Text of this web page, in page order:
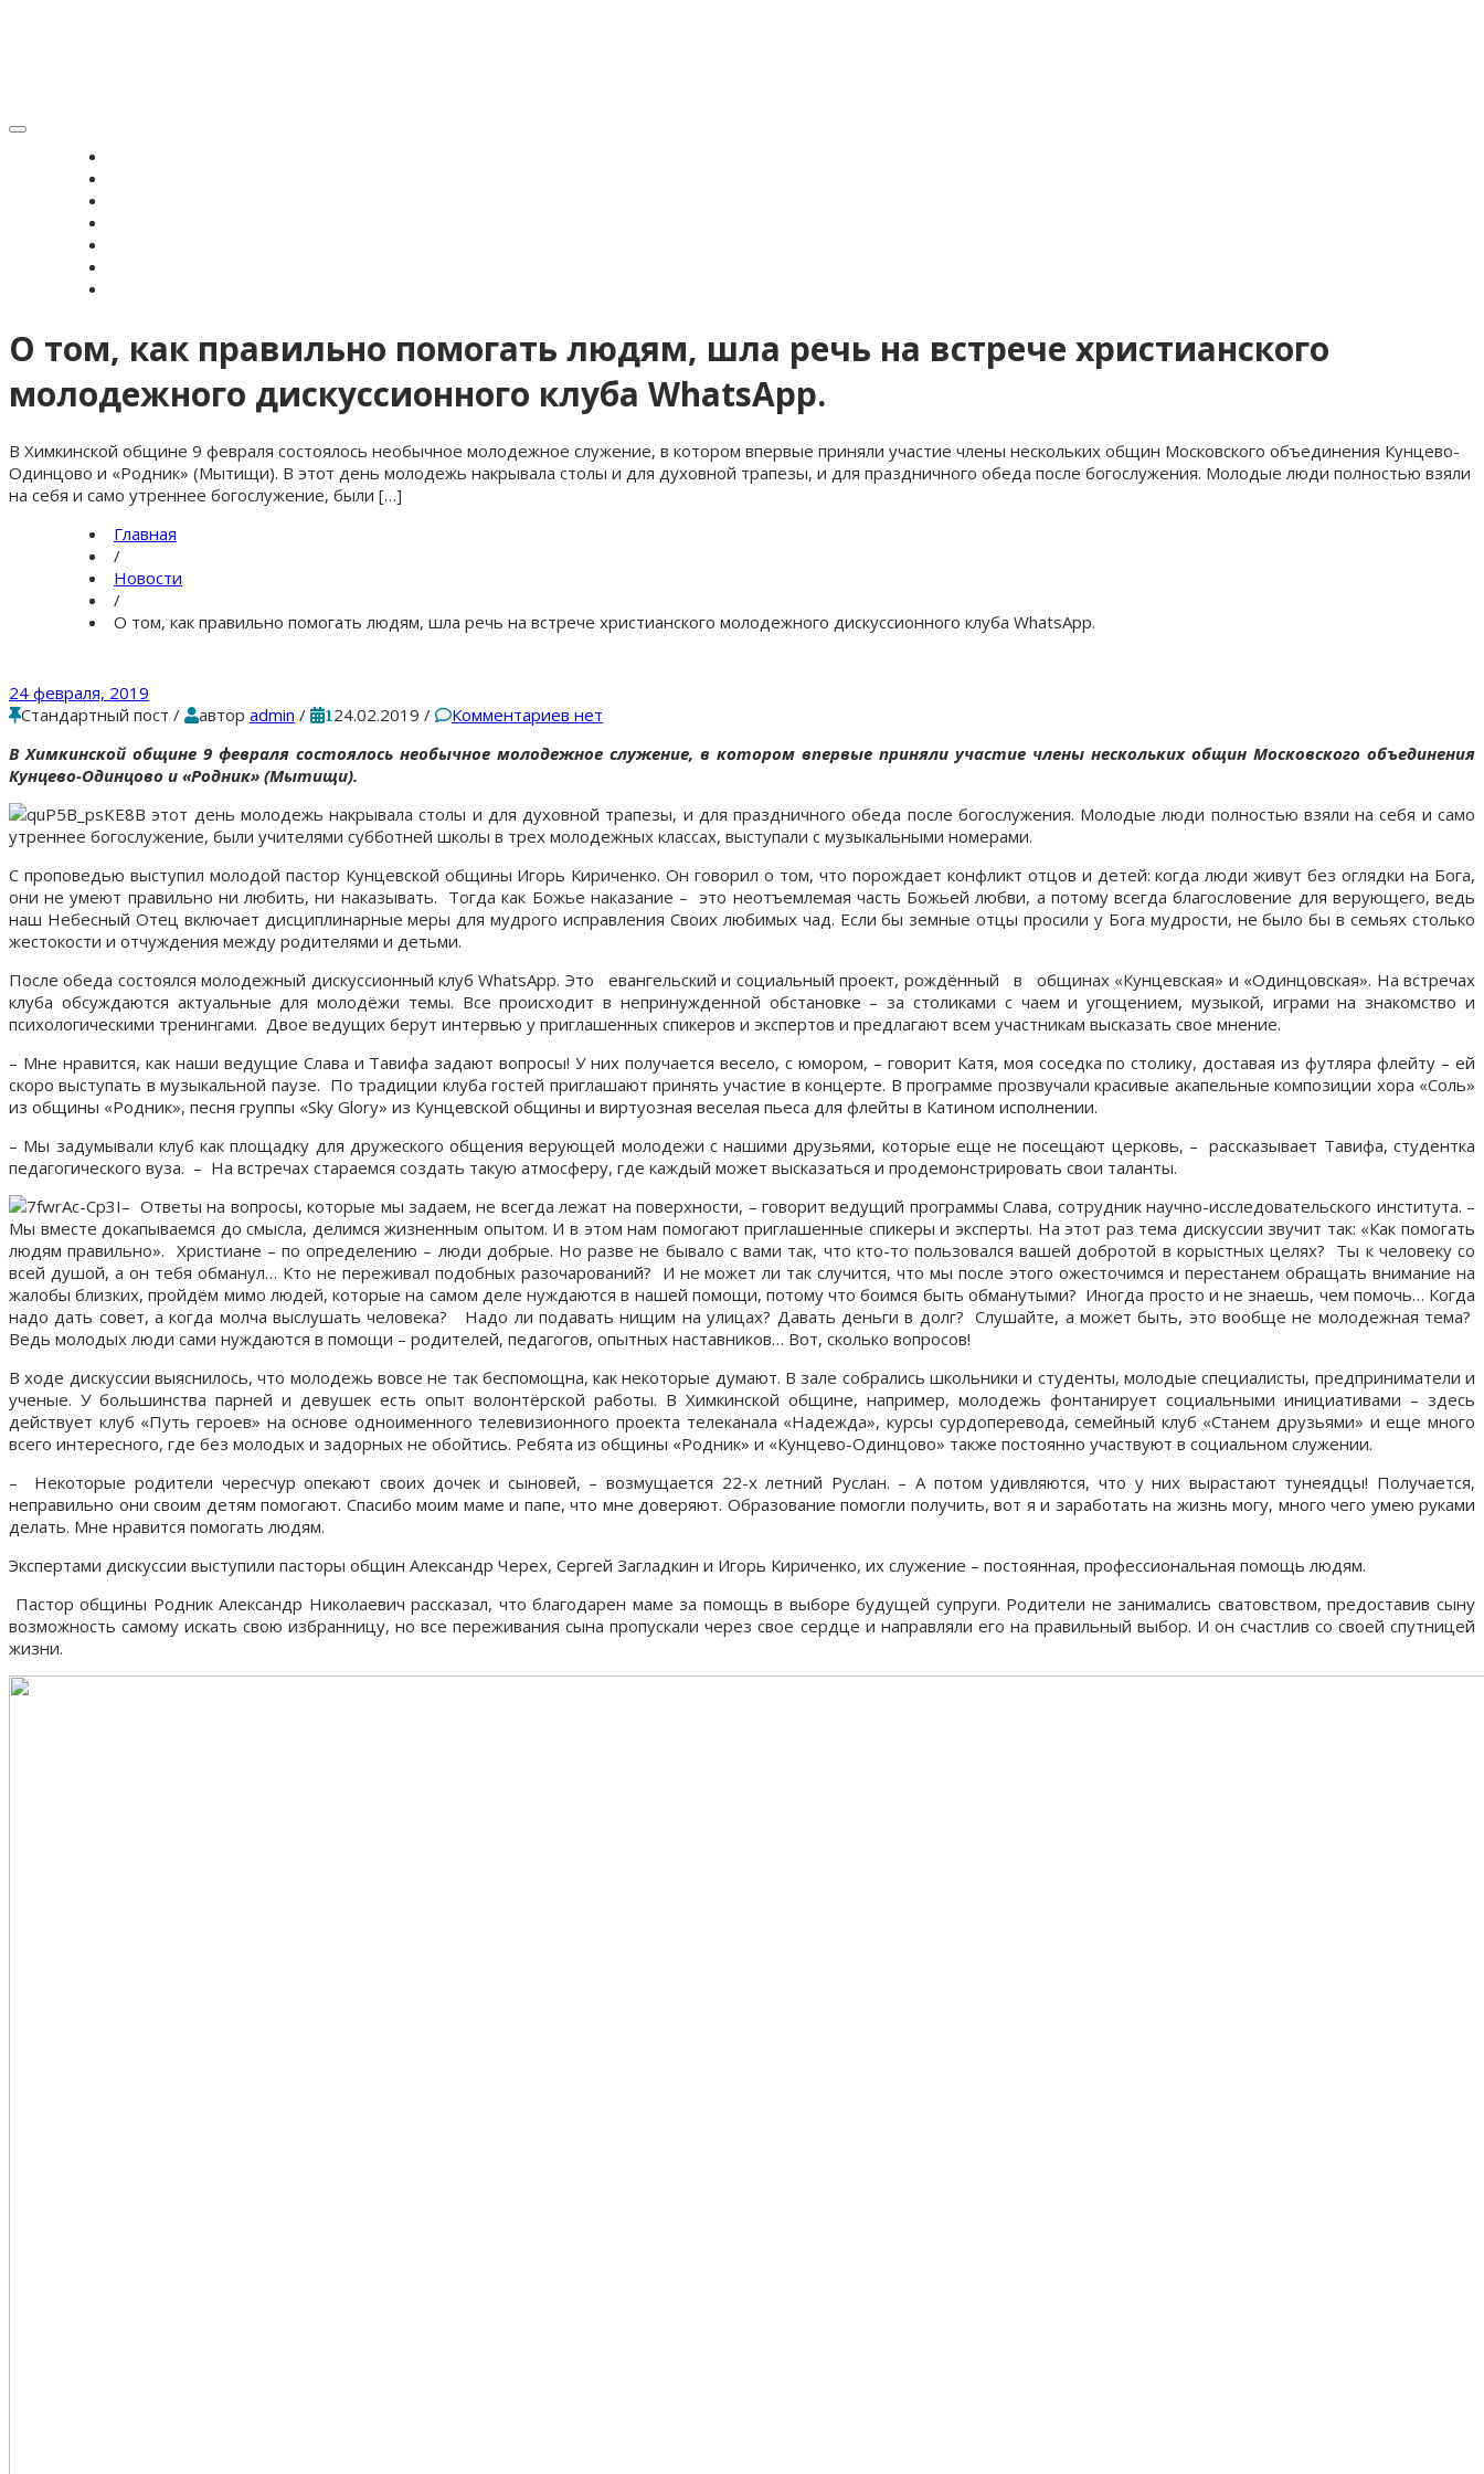
Toggle
О том, как правильно помогать людям, шла речь на встрече христианского
молодежного дискуссионного клуба WhatsApp.
В Химкинской общине 9 февраля состоялось необычное молодежное служение, в котором впервые приняли участие члены нескольких общин Московского объединения Кунцево-
Одинцово и «Родник» (Мытищи). В этот день молодежь накрывала столы и для духовной трапезы, и для праздничного обеда после богослужения. Молодые люди полностью взяли
на себя и само утреннее богослужение, были […]
Главная
/
Новости
/
О том, как правильно помогать людям, шла речь на встрече христианского молодежного дискуссионного клуба WhatsApp.
24 февраля, 2019
Стандартный пост / автор admin / 1 24.02.2019 /
Комментариев нет
В Химкинской общине 9 февраля состоялось необычное молодежное служение, в котором впервые приняли участие члены нескольких общин Московского объединения
Кунцево-Одинцово и «Родник» (Мытищи).
В этот день молодежь накрывала столы и для духовной трапезы, и для праздничного обеда после богослужения. Молодые люди полностью взяли на себя и само
утреннее богослужение, были учителями субботней школы в трех молодежных классах, выступали с музыкальными номерами.
С проповедью выступил молодой пастор Кунцевской общины Игорь Кириченко. Он говорил о том, что порождает конфликт отцов и детей: когда люди живут без оглядки на Бога,
они не умеют правильно ни любить, ни наказывать. Тогда как Божье наказание – это неотъемлемая часть Божьей любви, а потому всегда благословение для верующего, ведь
наш Небесный Отец включает дисциплинарные меры для мудрого исправления Своих любимых чад. Если бы земные отцы просили у Бога мудрости, не было бы в семьях столько
жестокости и отчуждения между родителями и детьми.
После обеда состоялся молодежный дискуссионный клуб WhatsApp. Это евангельский и социальный проект, рождённый в общинах «Кунцевская» и «Одинцовская». На встречах
клуба обсуждаются актуальные для молодёжи темы. Все происходит в непринужденной обстановке – за столиками с чаем и угощением, музыкой, играми на знакомство и
психологическими тренингами. Двое ведущих берут интервью у приглашенных спикеров и экспертов и предлагают всем участникам высказать свое мнение.
– Мне нравится, как наши ведущие Слава и Тавифа задают вопросы! У них получается весело, с юмором, – говорит Катя, моя соседка по столику, доставая из футляра флейту – ей
скоро выступать в музыкальной паузе. По традиции клуба гостей приглашают принять участие в концерте. В программе прозвучали красивые акапельные композиции хора «Соль»
из общины «Родник», песня группы «Sky Glory» из Кунцевской общины и виртуозная веселая пьеса для флейты в Катином исполнении.
– Мы задумывали клуб как площадку для дружеского общения верующей молодежи с нашими друзьями, которые еще не посещают церковь, – рассказывает Тавифа, студентка
педагогического вуза. – На встречах стараемся создать такую атмосферу, где каждый может высказаться и продемонстрировать свои таланты.
– Ответы на вопросы, которые мы задаем, не всегда лежат на поверхности, – говорит ведущий программы Слава, сотрудник научно-исследовательского института. –
Мы вместе докапываемся до смысла, делимся жизненным опытом. И в этом нам помогают приглашенные спикеры и эксперты. На этот раз тема дискуссии звучит так: «Как помогать
людям правильно». Христиане – по определению – люди добрые. Но разве не бывало с вами так, что кто-то пользовался вашей добротой в корыстных целях? Ты к человеку со
всей душой, а он тебя обманул… Кто не переживал подобных разочарований? И не может ли так случится, что мы после этого ожесточимся и перестанем обращать внимание на
жалобы близких, пройдём мимо людей, которые на самом деле нуждаются в нашей помощи, потому что боимся быть обманутыми? Иногда просто и не знаешь, чем помочь… Когда
надо дать совет, а когда молча выслушать человека? Надо ли подавать нищим на улицах? Давать деньги в долг? Слушайте, а может быть, это вообще не молодежная тема?
Ведь молодых люди сами нуждаются в помощи – родителей, педагогов, опытных наставников… Вот, сколько вопросов!
В ходе дискуссии выяснилось, что молодежь вовсе не так беспомощна, как некоторые думают. В зале собрались школьники и студенты, молодые специалисты, предприниматели и
ученые. У большинства парней и девушек есть опыт волонтёрской работы. В Химкинской общине, например, молодежь фонтанирует социальными инициативами – здесь
действует клуб «Путь героев» на основе одноименного телевизионного проекта телеканала «Надежда», курсы сурдоперевода, семейный клуб «Станем друзьями» и еще много
всего интересного, где без молодых и задорных не обойтись. Ребята из общины «Родник» и «Кунцево-Одинцово» также постоянно участвуют в социальном служении.
– Некоторые родители чересчур опекают своих дочек и сыновей, – возмущается 22-х летний Руслан. – А потом удивляются, что у них вырастают тунеядцы! Получается,
неправильно они своим детям помогают. Спасибо моим маме и папе, что мне доверяют. Образование помогли получить, вот я и заработать на жизнь могу, много чего умею руками
делать. Мне нравится помогать людям.
Экспертами дискуссии выступили пасторы общин Александр Черех, Сергей Загладкин и Игорь Кириченко, их служение – постоянная, профессиональная помощь людям.
Пастор общины Родник Александр Николаевич рассказал, что благодарен маме за помощь в выборе будущей супруги. Родители не занимались сватовством, предоставив сыну
возможность самому искать свою избранницу, но все переживания сына пропускали через свое сердце и направляли его на правильный выбор. И он счастлив со своей спутницей
жизни.